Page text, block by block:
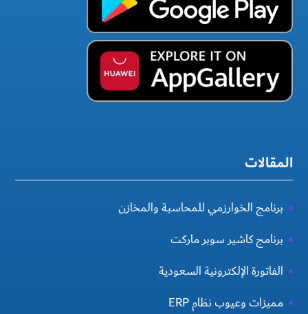
المقالات
برنامج الخوارزمي للمحاسبة والمخازن
برنامج كاشير سوبر ماركت
الفاتورة الإلكترونية السعودية
مميزات وعيوب نظام ERP